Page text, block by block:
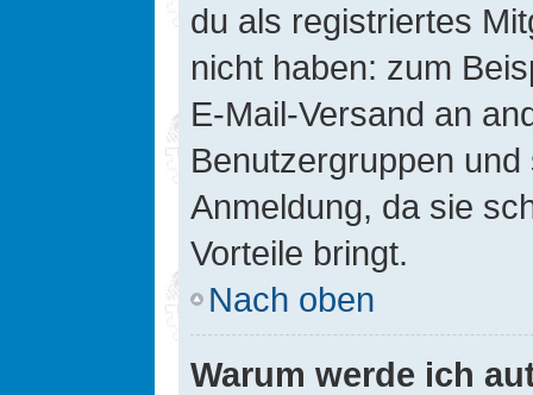
du als registriertes
nicht haben: zum
E-Mail-Versand an
Benutzergruppen
Anmeldung, da sie
Vorteile bringt.
Nach oben
Warum werde ich